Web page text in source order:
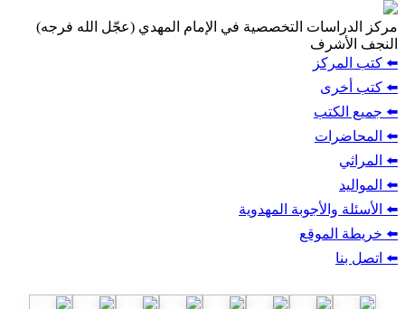
مركز الدراسات التخصصية في الإمام المهدي (عجّل الله فرجه)
النجف الأشرف
⬅️ كتب المركز
⬅️ كتب أخرى
⬅️ جميع الكتب
⬅️ المحاضرات
⬅️ المراثي
⬅️ المواليد
⬅️ الأسئلة والأجوبة المهدوية
⬅️ خريطة الموقع
⬅️ اتصل بنا